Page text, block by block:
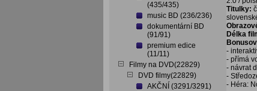
(435/435)
music BD (236/236)
dokumentární BD
(91/91)
premium edice
(11/11)
Filmy na DVD(22829)
DVD filmy(22829)
AKČNÍ (3291/3291)
Titulky:
Délka
-
- přímá
- návrat
-
- Héra: